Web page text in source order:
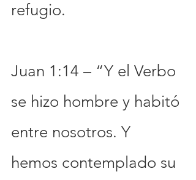
refugio.
Juan 1:14 – “Y el Verbo
se hizo hombre y habitó
entre nosotros. Y
hemos contemplado su